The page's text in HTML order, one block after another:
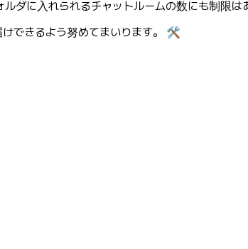
ダに入れられるチャットルームの数にも制限は
けできるよう努めてまいります。 🛠️